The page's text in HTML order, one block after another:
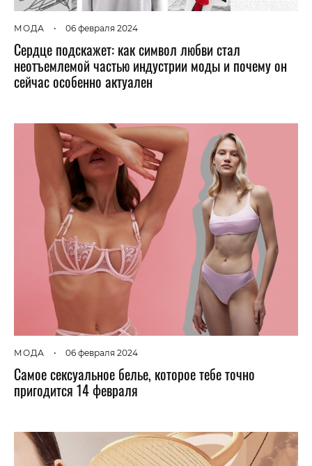
МОДА • 06 февраля 2024
Сердце подскажет: как символ любви стал
неотъемлемой частью индустрии моды и почему он
сейчас особенно актуален
МОДА • 06 февраля 2024
Самое сексуальное белье, которое тебе точно
пригодится 14 февраля